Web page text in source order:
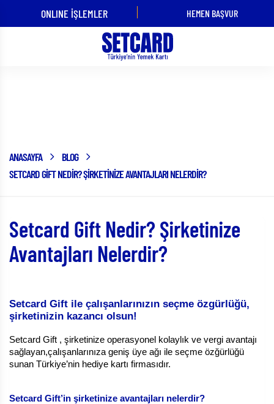
ÜYE İŞ YERİ
OLMAK
KART
KULLANMAK
ONLINE İŞLEMLER HEMEN BAŞVUR
ANASAYFA
BLOG
SETCARD GIFT NEDIR? ŞIRKETINIZE AVANTAJLARI NELERDIR?
Setcard Gift Nedir? Şirketinize
Avantajları Nelerdir?
Setcard Gift ile çalışanlarınızın seçme özgürlüğü,
şirketinizin kazancı olsun!
Setcard Gift , şirketinize operasyonel kolaylık ve vergi avantajı
sağlayan,çalışanlarınıza geniş üye ağı ile seçme özğürlüğü
sunan Türkiye’nin hediye kartı firmasıdır.
Setcard Gift’in şirketinize avantajları nelerdir?